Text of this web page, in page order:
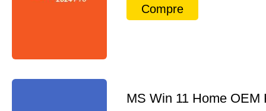
Compre
MS Win 11 Home OEM